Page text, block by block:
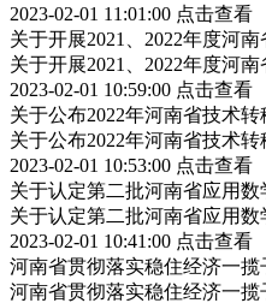
2023-02-01 11:01:00 点击查看
关于开展2021、2022年度河
关于开展2021、2022年度河
2023-02-01 10:59:00 点击查看
关于公布2022年河南省技术
关于公布2022年河南省技术
2023-02-01 10:53:00 点击查看
关于认定第二批河南省应用数
关于认定第二批河南省应用数
2023-02-01 10:41:00 点击查看
河南省贯彻落实稳住经济一揽
河南省贯彻落实稳住经济一揽